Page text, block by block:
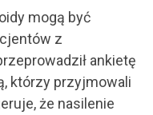
mogą być
z
ankietę
którzy przyjmowali
że nasilenie